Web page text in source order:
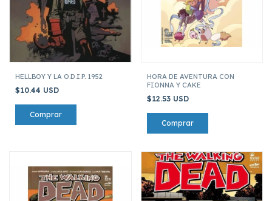
HELLBOY Y LA O.D.I.P. 1952
$10.44 USD
HORA DE AVENTURA CON
FIONNA Y CAKE
$12.53 USD